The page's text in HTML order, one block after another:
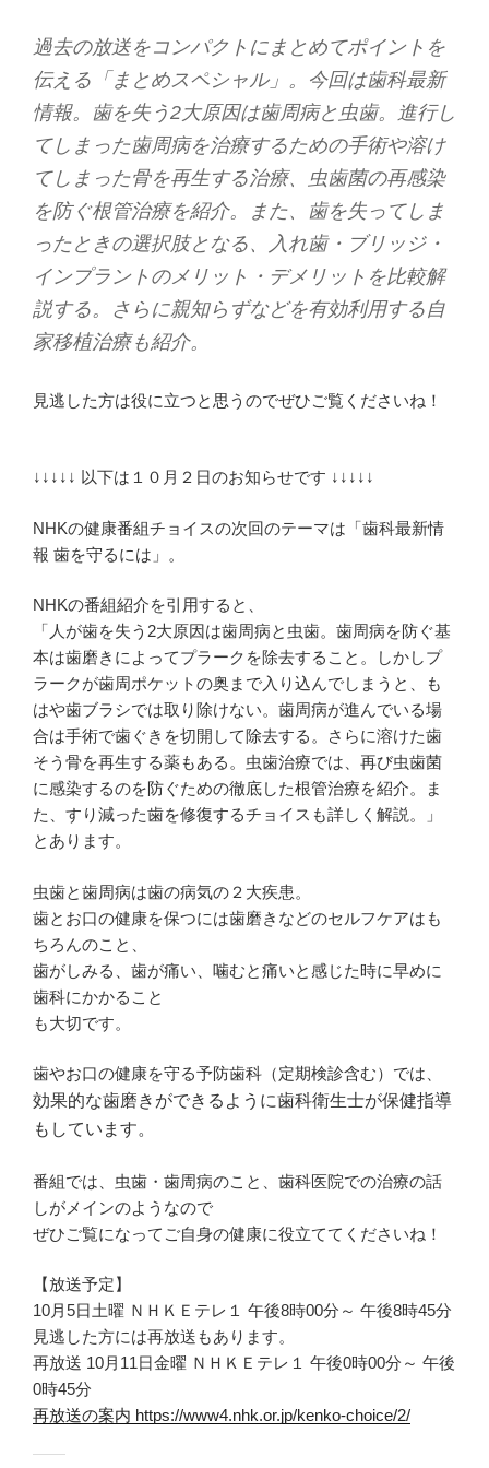
過去の放送をコンパクトにまとめてポイントを
伝える「まとめスペシャル」。今回は歯科最新
情報。歯を失う2大原因は歯周病と虫歯。進行し
てしまった歯周病を治療するための手術や溶け
てしまった骨を再生する治療、虫歯菌の再感染
を防ぐ根管治療を紹介。また、歯を失ってしま
ったときの選択肢となる、入れ歯・ブリッジ・
インプラントのメリット・デメリットを比較解
説する。さらに親知らずなどを有効利用する自
家移植治療も紹介。
見逃した方は役に立つと思うのでぜひご覧くださいね！
↓↓↓↓↓ 以下は１０月２日のお知らせです ↓↓↓↓↓
NHKの健康番組チョイスの次回のテーマは「歯科最新情
報 歯を守るには」。
NHKの番組紹介を引用すると、
「人が歯を失う2大原因は歯周病と虫歯。歯周病を防ぐ基
本は歯磨きによってプラークを除去すること。しかしプ
ラークが歯周ポケットの奥まで入り込んでしまうと、も
はや歯ブラシでは取り除けない。歯周病が進んでいる場
合は手術で歯ぐきを切開して除去する。さらに溶けた歯
そう骨を再生する薬もある。虫歯治療では、再び虫歯菌
に感染するのを防ぐための徹底した根管治療を紹介。ま
た、すり減った歯を修復するチョイスも詳しく解説。」
とあります。
虫歯と歯周病は歯の病気の２大疾患。
歯とお口の健康を保つには歯磨きなどのセルフケアはも
ちろんのこと、
歯がしみる、歯が痛い、噛むと痛いと感じた時に早めに
歯科にかかること
も大切です。
歯やお口の健康を守る予防歯科（定期検診含む）では、
効果的な歯磨きができるように歯科衛生士が保健指導
もしています。
番組では、虫歯・歯周病のこと、歯科医院での治療の話
しがメインのようなので
ぜひご覧になってご自身の健康に役立ててくださいね！
【放送予定】
10月5日土曜 ＮＨＫＥテレ１ 午後8時00分～ 午後8時45分
見逃した方には再放送もあります。
再放送 10月11日金曜 ＮＨＫＥテレ１ 午後0時00分～ 午後
0時45分
再放送の案内 https://www4.nhk.or.jp/kenko-choice/2/